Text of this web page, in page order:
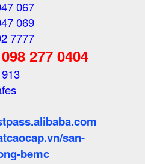
067
069
7777
277 0404
san-
bemc